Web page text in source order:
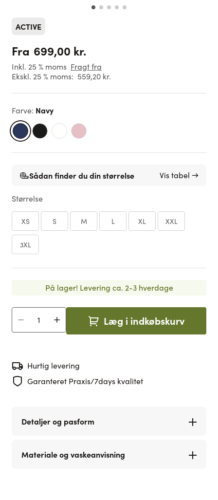
ACTIVE
Fra 699,00 kr.
Inkl. 25 % moms Fragt fra
Ekskl. 25 % moms: 559,20 kr.
Farve: Navy
Sådan finder du din størrelse Vis tabel →
Størrelse
XS S M L XL XXL
3XL
På lager! Levering ca. 2-3 hverdage
Antal Læg i indkøbskurv
Hurtig levering
Garanteret Praxis/7days kvalitet
Detaljer og pasform
Materiale og vaskeanvisning